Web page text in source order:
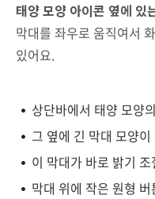
태양 모양 아이콘 옆에 있
막대를 좌우로 움직여서
있어요.
상단바에서 태양 모양
그 옆에 긴 막대 모양
이 막대가 바로 밝기
막대 위에 작은 원형